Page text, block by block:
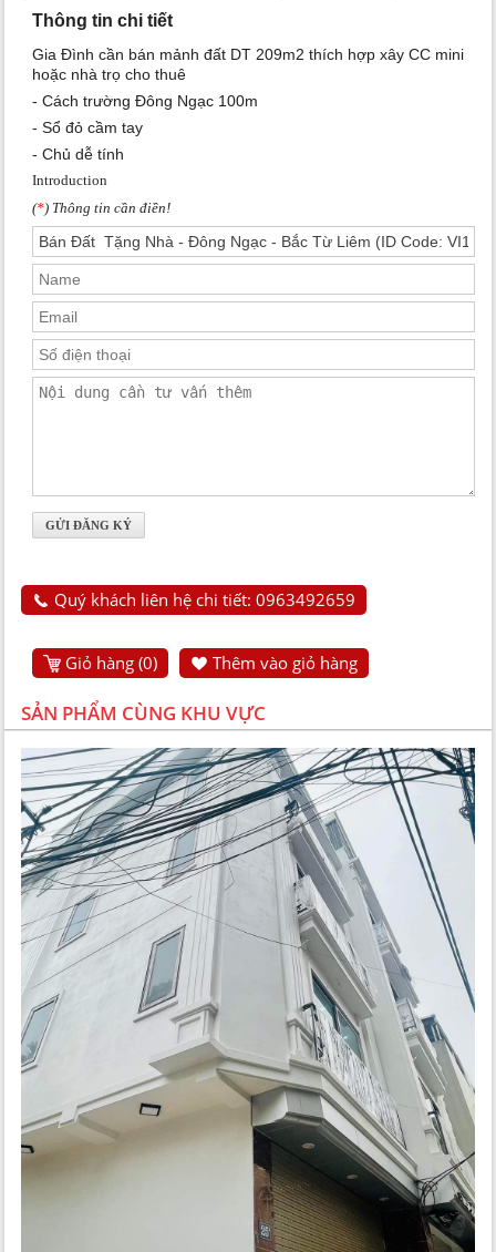
Thông tin chi tiết
Gia Đình cần bán mảnh đất DT 209m2 thích hợp xây CC mini
hoặc nhà trọ cho thuê
- Cách trường Đông Ngạc 100m
- Sổ đỏ cầm tay
- Chủ dễ tính
Introduction
(*) Thông tin cần điền!
Quý khách liên hệ chi tiết: 0963492659
Giỏ hàng (0) Thêm vào giỏ hàng
SẢN PHẨM CÙNG KHU VỰC